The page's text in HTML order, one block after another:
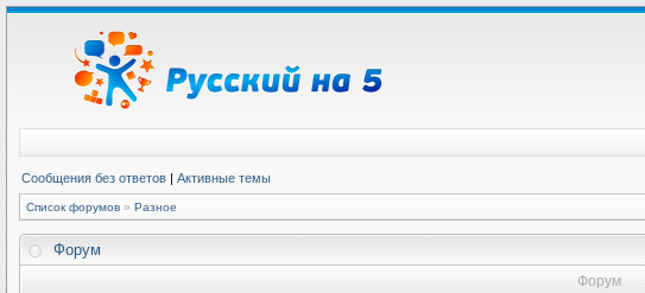
Сообщения без ответов | Активные темы
Список форумов » Разное
Форум
Форум